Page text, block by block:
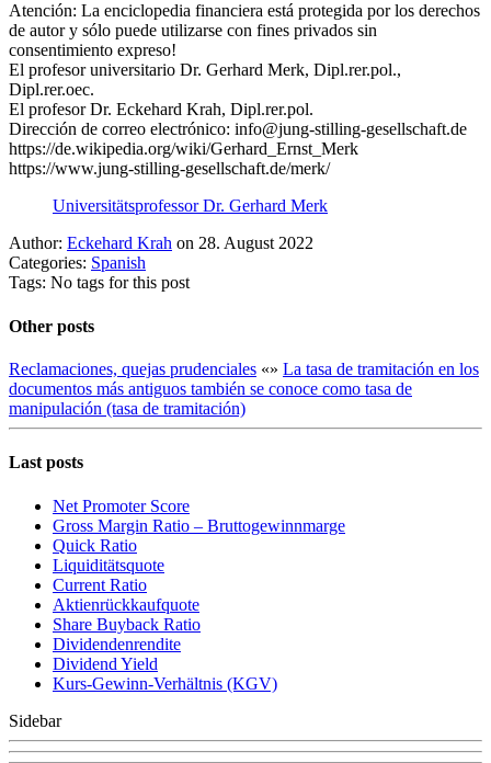
Atención: La enciclopedia financiera está protegida por los derechos
de autor y sólo puede utilizarse con fines privados sin
consentimiento expreso!
El profesor universitario Dr. Gerhard Merk, Dipl.rer.pol.,
Dipl.rer.oec.
El profesor Dr. Eckehard Krah, Dipl.rer.pol.
Dirección de correo electrónico: info@jung-stilling-gesellschaft.de
https://de.wikipedia.org/wiki/Gerhard_Ernst_Merk
https://www.jung-stilling-gesellschaft.de/merk/
Universitätsprofessor Dr. Gerhard Merk
Author: Eckehard Krah on 28. August 2022
Categories: Spanish
Tags: No tags for this post
Other posts
Reclamaciones, quejas prudenciales «» La tasa de tramitación en los
documentos más antiguos también se conoce como tasa de
manipulación (tasa de tramitación)
Last posts
Net Promoter Score
Gro ss Margin Ratio – Bruttogewinnmarge
Quic k Ratio
Liquiditätsquote
Current Ratio
Aktienrückkaufquote
Sha re Buyback Ratio
Dividendenrendite
Dividend Yield
Kurs-Gewinn-Verhältnis (KGV)
Sidebar